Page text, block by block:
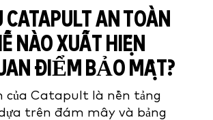
CATAPULT AN TOÀN
NÀO XUẤT HIỆN
ĐIỂM BẢO MẬT?
của Catapult là nền tảng
trên đám mây và bảng